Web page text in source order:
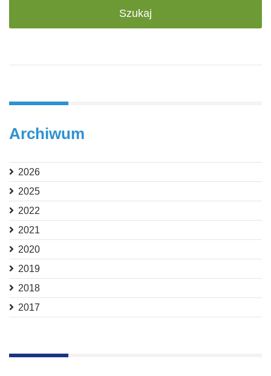
Archiwum
2026
2025
2022
2021
2020
2019
2018
2017